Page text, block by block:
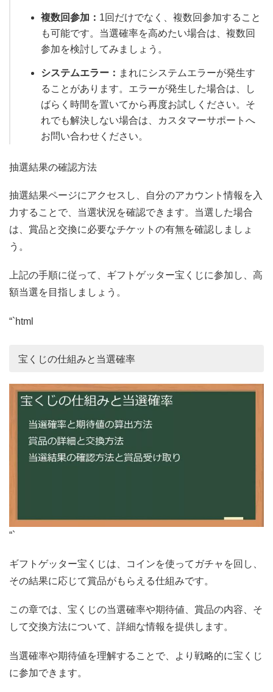
複数回参加： 1回だけでなく、複数回参加すること
も可能です。当選確率を高めたい場合は、複数回
参加を検討してみましょう。
システムエラー： まれにシステムエラーが発生す
ることがあります。エラーが発生した場合は、し
ばらく時間を置いてから再度お試しください。そ
れでも解決しない場合は、カスタマーサポートへ
お問い合わせください。
抽選結果の確認方法
抽選結果ページにアクセスし、自分のアカウント情報を入
力することで、当選状況を確認できます。当選した場合
は、賞品と交換に必要なチケットの有無を確認しましょ
う。
上記の手順に従って、ギフトゲッター宝くじに参加し、高
額当選を目指しましょう。
“`html
宝くじの仕組みと当選確率
“`
ギフトゲッター宝くじは、コインを使ってガチャを回し、
その結果に応じて賞品がもらえる仕組みです。
この章では、宝くじの当選確率や期待値、賞品の内容、そ
して交換方法について、詳細な情報を提供します。
当選確率や期待値を理解することで、より戦略的に宝くじ
に参加できます。